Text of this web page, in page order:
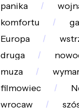
panika
komfortu
Europa
druga
muza
filmowiec
wrocaw